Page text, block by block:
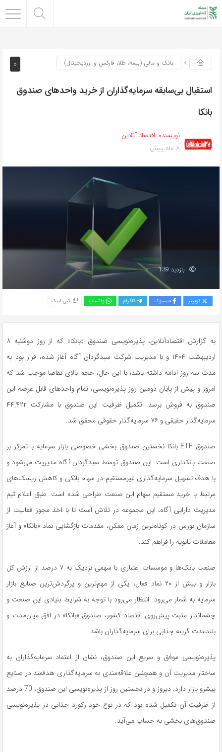
0 بانک و مالی (بیمه، طلا، فارکس و ارزدیجیتال)
استقبال بی‌سابقه سرمایه‌گذاران از خرید واحدهای صندوق
بانکا
نویسنده: اقتصاد آنلاین
8 ماه پیش
بازدید 139
توییتر فیسبوک تلگرام واتساپ کپی لینک
به گزارش اقتصادآنلاین، پذیره‌نویسی صندوق «بانکا» که از روز دوشنبه ۸
اردیبهشت ۱۴۰۴ و با مدیریت شرکت سبدگردان آگاه آغاز شده، قرار بود به
مدت سه روز ادامه داشته باشد؛ با این حال، حجم بالای تقاضا موجب شد که
امروز و پیش از پایان دومین روز پذیره‌نویسی، تمام واحدهای قابل عرضه این
صندوق به فروش برسد. تکمیل ظرفیت این صندوق با مشارکت ۴۴,۴۲۲
سرمایه‌گذار حقیقی و ۷۶ سرمایه‌گذار حقوقی محقق شد.
صندوق ETF بانکا نخستین صندوق بخشی خصوصی بازار سرمایه با تمرکز بر
صنعت بانکداری است. این صندوق توسط سبدگردان آگاه مدیریت می‌شود و
با هدف تسهیل سرمایه‌گذاری غیرمستقیم در سهام بانکی و کاهش ریسک‌های
مرتبط با خرید مستقیم سهام این صنعت طراحی شده است. طبق اعلام تیم
مدیریت دارایی آگاه، این مجموعه در تلاش است تا با اخذ مجوز فعالیت از
سازمان بورس در کوتاه‌ترین زمان ممکن، مقدمات بازگشایی نماد «بانکا» و آغاز
معاملات ثانویه را فراهم کند.
صنعت بانک‌ها و موسسات اعتباری با سهمی نزدیک به ۷ درصد از ارزش کل
بازار و بیش از ۲۰ نماد فعال، یکی از مهم‌ترین و پرگردش‌ترین صنایع بازار
سرمایه به شمار می‌رود. انتظار می‌رود با توجه به شرایط بنیادی این صنعت و
چشم‌انداز مثبت پیش‌روی اقتصاد کشور، صندوق «بانکا» در افق میان‌مدت و
بلندمدت گزینه‌ جذابی برای سرمایه‌گذاران باشد.
پذیره‌نویسی موفق و سریع این صندوق، نشان از اعتماد سرمایه‌گذاران به
ساختار مدیریت آن و همچنین علاقه‌مندی به سرمایه‌گذاری هدفمند در صنایع
پیشرو بازار دارد. دیروز و در نخستین روز از پذیره‌نویسی این صندوق، 70 درصد
از ظرفیت آن تکمیل شده بود که در نوع خود رکورد جذابی در پذیره‌نویسی
صندوق‌های بخشی به حساب می‌آید.